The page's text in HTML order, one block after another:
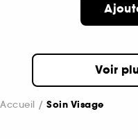
Voir
Accueil Soin Visage